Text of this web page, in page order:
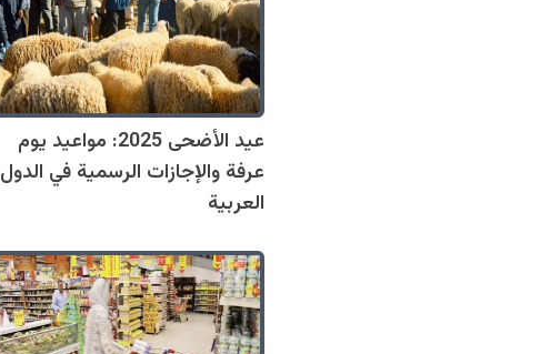
عيد الأضحى 2025: مواعيد يوم
عرفة والإجازات الرسمية في الدول
العربية